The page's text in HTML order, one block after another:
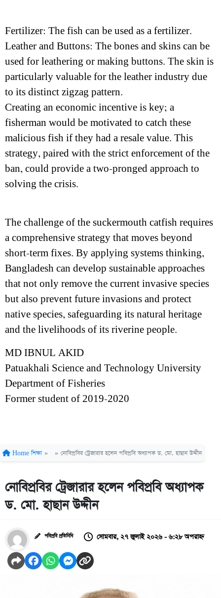
Fertilizer: The fish can be used as a fertilizer.
Leather and Buttons: The bones and skins can be
used for leathering or making buttons. The skin is
particularly valuable for the leather industry due
to its distinct zigzag pattern.
Creating an economic incentive is key; a
fisherman would be motivated to catch these
malicious fish if they had a resale value. This
strategy, paired with the strict enforcement of the
ban, could provide a two-pronged approach to
solving the crisis.
The challenge of the suckermouth catfish requires
a comprehensive strategy that moves beyond
short-term fixes. By applying systems thinking,
Bangladesh can develop sustainable approaches
that not only remove the current invasive species
but also prevent future invasions and protect
native species, safeguarding its natural heritage
and the livelihoods of its riverine people.
MD IBNUL AKID
Patuakhali Science and Technology University
Department of Fisheries
Former student of 2019-2020
Home শিক্ষা » » নোবিপ্রবির ট্রেজারার হলেন পবিপ্রবি অধ্যাপক ড. মো. হাছান উদ্দীন
নোবিপ্রবির ট্রেজারার হলেন পবিপ্রবি অধ্যাপক
ড. মো. হাছান উদ্দীন
পবিপ্রবি প্রতিনিধি সোমবার, ২৭ জুলাই ২০২৬ - ৬:২৮ অপরাহ্ন